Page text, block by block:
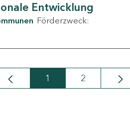
Entwicklung
Förderzweck:
Seite
1 Seite
2